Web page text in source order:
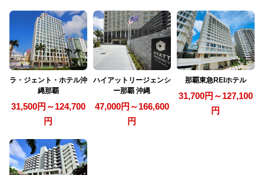
ラ・ジェント・ホテル沖
縄那覇
31,500円～124,700
円
ハイアットリージェンシ
ー那覇 沖縄
47,000円～166,600
円
那覇東急REIホテル
31,700円～127,100
円